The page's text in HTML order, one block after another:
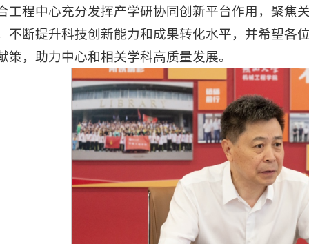
工程中心充分发挥产学研协同创新平台作用，聚焦
不断提升科技创新能力和成果转化水平，并希望各
策，助力中心和相关学科高质量发展。